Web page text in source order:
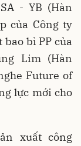
- YB (Hàn
của Công ty
bao bì PP của
Lim (Hàn
Future of
lực mới cho
xuất công